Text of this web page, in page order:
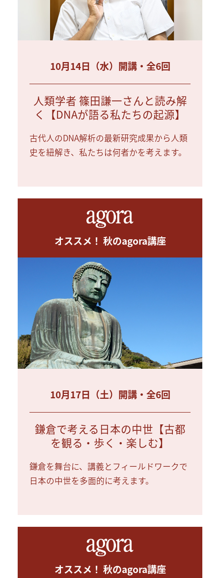
10月14日（水）開講・全6回
人類学者 篠田謙一さんと読み解
く【DNAが語る私たちの起源】
古代人のDNA解析の最新研究成果から人類
史を紐解き、私たちは何者かを考えます。
オススメ！ 秋のagora講座
10月17日（土）開講・全6回
鎌倉で考える日本の中世【古都
を観る・歩く・楽しむ】
鎌倉を舞台に、講義とフィールドワークで
日本の中世を多面的に考えます。
オススメ！ 秋のagora講座